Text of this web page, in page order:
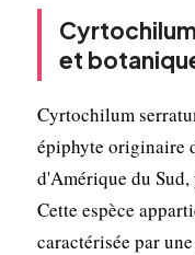
et
Cyrtochilum
épiphyte originaire
d'Amérique du
Cette espèce
caractérisée par